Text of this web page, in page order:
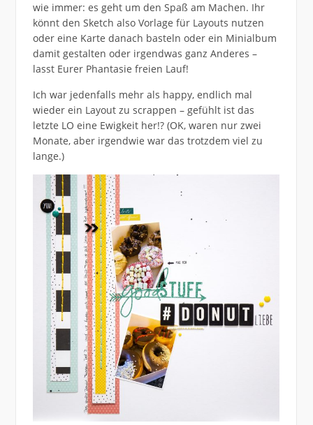
wie immer: es geht um den Spaß am Machen. Ihr
könnt den Sketch also Vorlage für Layouts nutzen
oder eine Karte danach basteln oder ein Minialbum
damit gestalten oder irgendwas ganz Anderes –
lasst Eurer Phantasie freien Lauf!
Ich war jedenfalls mehr als happy, endlich mal
wieder ein Layout zu scrappen – gefühlt ist das
letzte LO eine Ewigkeit her!? (OK, waren nur zwei
Monate, aber irgendwie war das trotzdem viel zu
lange.)